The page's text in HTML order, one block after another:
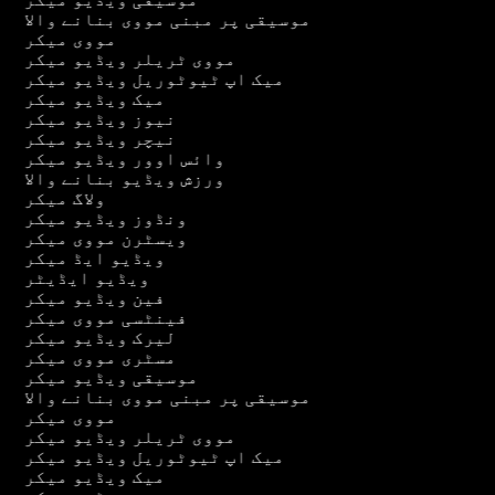
موسیقی پر مبنی مووی بنانے والا
مووی میکر
مووی ٹریلر ویڈیو میکر
میک اپ ٹیوٹوریل ویڈیو میکر
میک ویڈیو میکر
نیوز ویڈیو میکر
نیچر ویڈیو میکر
وائس اوور ویڈیو میکر
ورزش ویڈیو بنانے والا
ولاگ میکر
ونڈوز ویڈیو میکر
ویسٹرن مووی میکر
ویڈیو ایڈ میکر
ویڈیو ایڈیٹر
فین ویڈیو میکر
فینٹسی مووی میکر
لیرک ویڈیو میکر
مسٹری مووی میکر
موسیقی ویڈیو میکر
موسیقی پر مبنی مووی بنانے والا
مووی میکر
مووی ٹریلر ویڈیو میکر
میک اپ ٹیوٹوریل ویڈیو میکر
میک ویڈیو میکر